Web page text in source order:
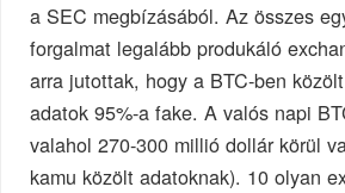
a SEC megbízásából. Az összes
forgalmat legalább produkáló
arra jutottak, hogy a BTC-ben
adatok 95%-a fake. A valós napi
valahol 270-300 millió dollár körül
kamu közölt adatoknak). 10 olyan